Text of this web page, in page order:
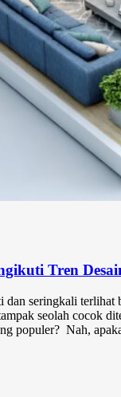
Tren
dan seringkali
seolah cocok
populer? Nah,